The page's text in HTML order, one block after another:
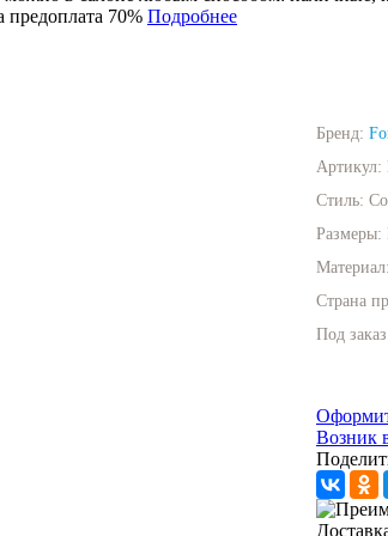
70% Подробнее
Бренд:
Артикул:
Стиль:
Размеры:
Материал:
Страна
Под заказ
Возник